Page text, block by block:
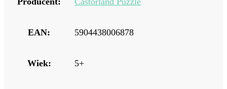
EAN: 5904438006878
Wiek: 5+